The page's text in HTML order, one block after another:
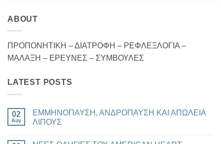
ABOUT
ΠΡΟΠΟΝΗΤΙΚΗ – ΔΙΑΤΡΟΦΗ – ΡΕΦΛΕΞΛΟΓΙΑ –
ΜΑΛΑΞΗ – ΕΡΕΥΝΕΣ – ΣΥΜΒΟΥΛΕΣ
LATEST POSTS
02
Αυγ
ΕΜΜΗΝΟΠΑΥΣΗ, ΑΝΔΡΟΠΑΥΣΗ ΚΑΙ ΑΠΩΛΕΙΑ
ΛΙΠΟΥΣ